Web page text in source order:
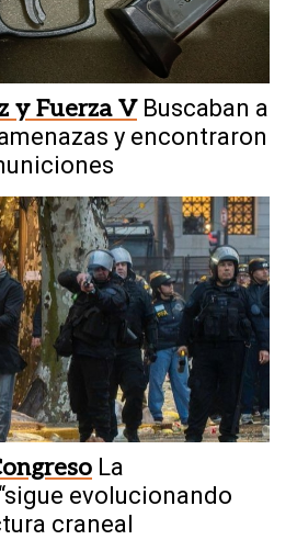
y Fuerza V Buscaban a
y encontraron
La
evolucionando
craneal